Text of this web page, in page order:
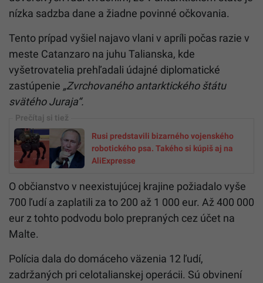
nízka sadzba dane a žiadne povinné očkovania.
Tento prípad vyšiel najavo vlani v apríli počas razie v
meste Catanzaro na juhu Talianska, kde
vyšetrovatelia prehľadali údajné diplomatické
zastúpenie „Zvrchovaného antarktického štátu
svätého Juraja“.
Rusi predstavili bizarného vojenského
robotického psa. Takého si kúpiš aj na
AliExpresse
O občianstvo v neexistujúcej krajine požiadalo vyše
700 ľudí a zaplatili za to 200 až 1 000 eur. Až 400 000
eur z tohto podvodu bolo prepraných cez účet na
Malte.
Polícia dala do domáceho väzenia 12 ľudí,
zadržaných pri celotalianskej operácii. Sú obvinení